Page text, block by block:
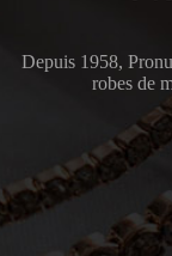
Depuis 1958,
robes de